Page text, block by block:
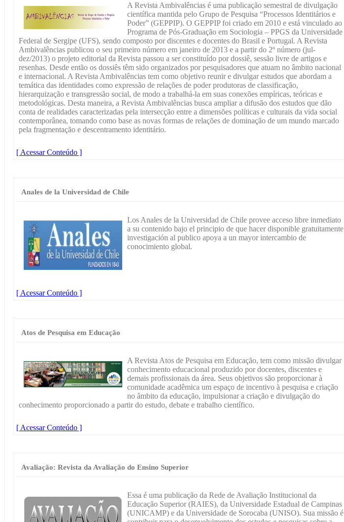
A Revista Ambivalências é uma publicação semestral de divulgação
científica mantida pelo Grupo de Pesquisa “Processos Identitários e
Poder” (GEPPIP). O GEPPIP foi criado em 2010 e está vinculado ao
Programa de Pós-Graduação em Sociologia – PPGS da Universidade
Federal de Sergipe (UFS), sendo composto por discentes e docentes do Brasil e Portugal. A Revista
Ambivalências publicou o seu primeiro número em janeiro de 2013 e a partir do 2º número (jul-
dez/2013) o projeto editorial da Revista passou a ser constituído por dossiê, sessão livre de artigos e
resenhas. Desde então os dossiês têm sido organizados por pesquisadores que atuam no âmbito nacional
e internacional. A Revista Ambivalências tem como objetivo reunir e divulgar estudos que abordam a
temática das identidades como expressão de relações de poder produtoras de classificação,
hierarquização e transgressão social, de modo a trabalhá-la em suas conexões empíricas, teóricas e
metodológicas. Desta maneira, a Revista Ambivalências busca ampliar a difusão dos estudos que dão
conta de realidades caracterizadas pela intersecção entre a dimensões políticas e culturais da vida social
contemporânea, tomando como base as novas formas de relações de dominação de um mundo marcado
pela fragmentação e descentramento identitário.
[ Acessar Conteúdo ]
Anales de la Universidad de Chile
Los Anales de la Universidad de Chile provee acceso libre inmediato
a su contenido bajo el principio de que hacer disponible gratuitamente
investigación al publico apoya a un mayor intercambio de
conocimiento global.
[ Acessar Conteúdo ]
Atos de Pesquisa em Educação
A Revista Atos de Pesquisa em Educação, tem como missão divulgar
conhecimento educacional produzido por docentes, discentes e
demais profissionais da área. Seus objetivos são proporcionar à
comunidade acadêmica um espaço de incentivo à pesquisa e criação
no âmbito da educação, impulsionar a criação e divulgação do
conhecimento proporcionado a partir do estudo, debate e trabalho científico.
[ Acessar Conteúdo ]
Avaliação: Revista da Avaliação do Ensino Superior
Essa é uma publicação da Rede de Avaliação Institucional da
Educação Superior (RAIES), da Universidade Estadual de Campinas
(UNICAMP) e da Universidade de Sorocaba (UNISO). Sua missão é